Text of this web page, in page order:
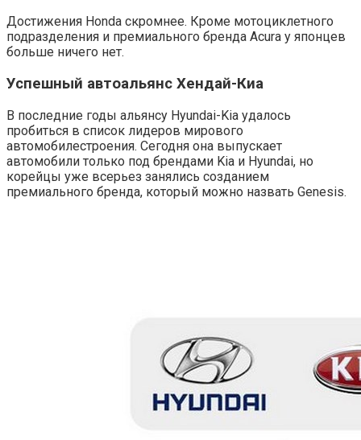
Достижения Honda скромнее. Кроме мотоциклетного
подразделения и премиального бренда Acura у японцев
больше ничего нет.
Успешный автоальянс Хендай-Киа
В последние годы альянсу Hyundai-Kia удалось
пробиться в список лидеров мирового
автомобилестроения. Сегодня она выпускает
автомобили только под брендами Kia и Hyundai, но
корейцы уже всерьез занялись созданием
премиального бренда, который можно назвать Genesis.